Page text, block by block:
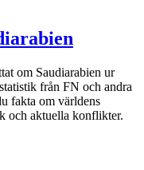
om Saudiarabien ur
från FN och andra
fakta om världens
och aktuella konflikter.